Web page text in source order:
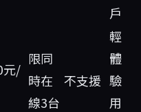
戶
元/
限同
時在
線3台
不支援
輕
體
驗
用